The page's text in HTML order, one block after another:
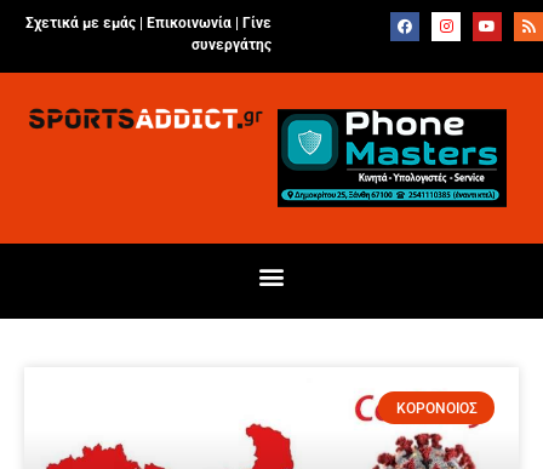
Σχετικά με εμάς | Επικοινωνία
Γίνε
συνεργάτης
ΚΟΡΟΝΟΙΟΣ